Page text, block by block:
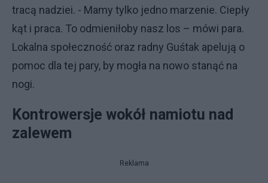
tracą nadziei. - Mamy tylko jedno marzenie. Ciepły
kąt i praca. To odmieniłoby nasz los – mówi para.
Lokalna społeczność oraz radny Guśtak apelują o
pomoc dla tej pary, by mogła na nowo stanąć na
nogi.
Kontrowersje wokół namiotu nad
zalewem
Reklama